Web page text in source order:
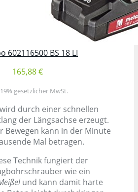
602116500 BS 18 LI
165,88 €
gesetzlicher MwSt.
wird durch einer schnellen
der Längsachse erzeugt.
Bewegen kann in der Minute
Mal betragen.
Technik fungiert der
wie ein
und kann damit harte